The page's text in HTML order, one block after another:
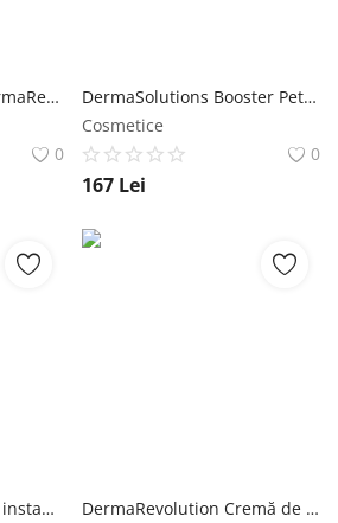
Set Premium Care DermaRevolution ten mix/gras Wawa Fresh Cosmetics
0
DermaSolutions Booster Pete/Pistrui/Melasmă 100% molecular skincare Wawa Fresh Cosmetics
Cosmetice
0
167 Lei
30S Lift Instant cremă instant lifting & hidratare cu SPF 30 ten normal/uscat Wawa Fresh Cosmetics
DermaRevolution Cremă de noapte cu triplu efect (rejuvenare, depigmentare și restructurare) Wawa Fresh Cosmetics